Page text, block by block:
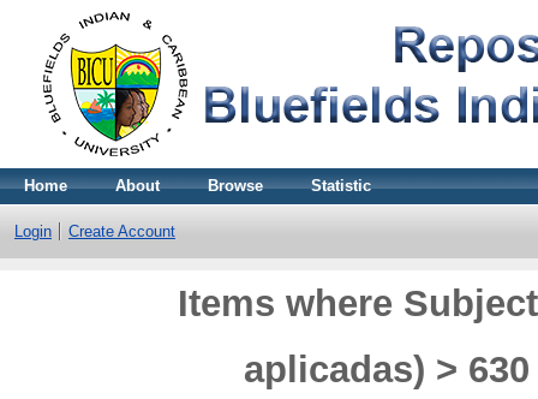
Home About Browse Statistic
Login Create Account
Items where
aplicadas) >